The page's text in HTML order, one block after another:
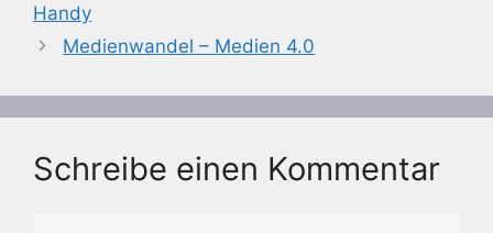
Handy
Medienwandel – Medien 4.0
Schreibe einen Kommentar